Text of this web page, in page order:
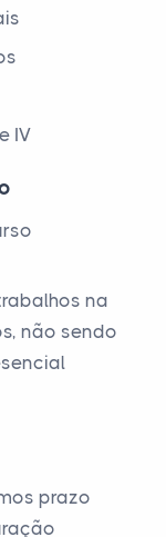
IV
na
não sendo
prazo